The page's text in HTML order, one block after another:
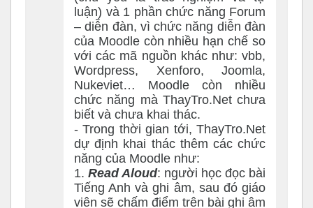
luận) và 1 phần chức năng Forum
– diễn đàn, vì chức năng diễn đàn
của Moodle còn nhiều hạn chế so
với các mã nguồn khác như: vbb,
Wordpress, Xenforo, Joomla,
Nukeviet… Moodle còn nhiều
chức năng mà ThayTro.Net chưa
biết và chưa khai thác.
- Trong thời gian tới, ThayTro.Net
dự định khai thác thêm các chức
năng của Moodle như:
1. Read Aloud: người học đọc bài
Tiếng Anh và ghi âm, sau đó giáo
viên sẽ chấm điểm trên bài ghi âm